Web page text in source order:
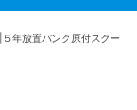
年放置パンク原付スクー